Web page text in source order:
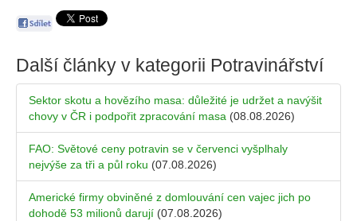
Další články v kategorii Potravinářství
Sektor skotu a hovězího masa: důležité je udržet a navýšit
chovy v ČR i podpořit zpracování masa (08.08.2026)
FAO: Světové ceny potravin se v červenci vyšplhaly
nejvýše za tři a půl roku (07.08.2026)
Americké firmy obviněné z domlouvání cen vajec jich po
dohodě 53 milionů darují (07.08.2026)